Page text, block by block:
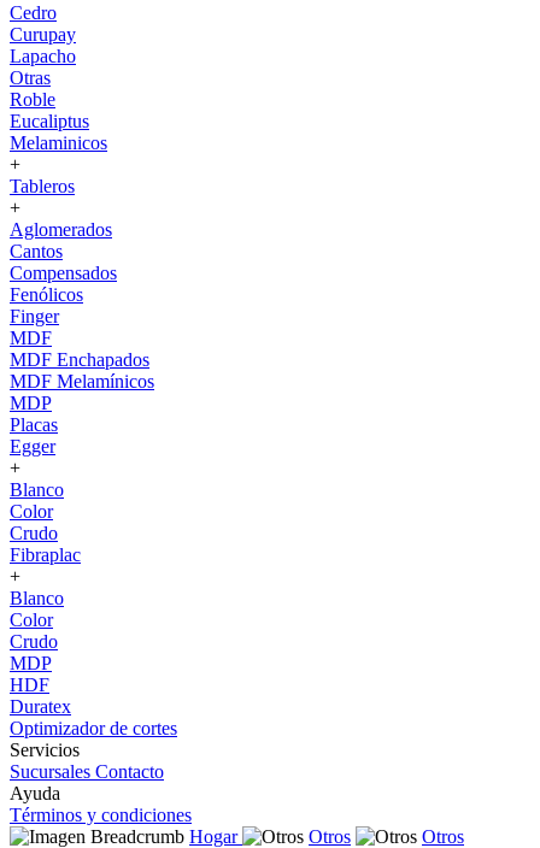
Cedro
Curupay
Lapacho
Otras
Roble
Eucaliptus
Melaminicos
+
Tableros
+
Aglomerados
Cantos
Compensados
Fenólicos
Finger
MDF
MDF Enchapados
MDF Melamínicos
MDP
Placas
Egger
+
Blanco
Color
Crudo
Fibraplac
+
Blanco
Color
Crudo
MDP
HDF
Duratex
Optimizador de cortes
Servicios
Sucursales Contacto
Ayuda
Términos y condiciones
Hogar
Otros Otros